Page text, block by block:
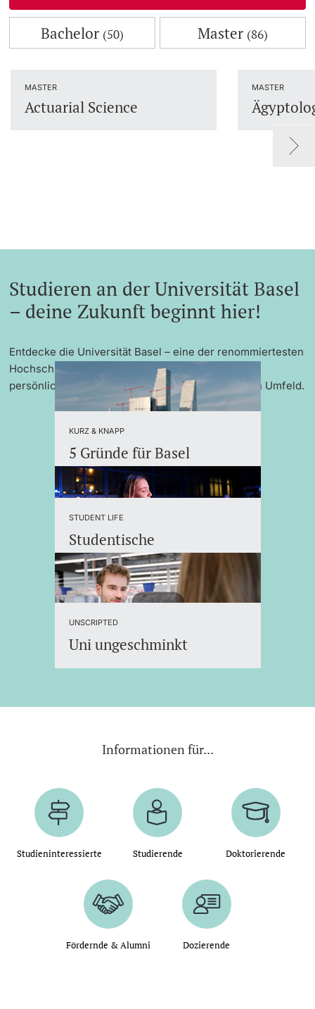
Bachelor (50) Master (86)
MASTER
Actuarial Science
MASTER
Studieren an der Universität Basel
– deine Zukunft beginnt hier!
Entdecke die Universität Basel – eine der renommiertesten
Hochschulen Europas mit exzellenter Forschung,
persönlicher Betreuung und einem internationalen Umfeld.
KURZ & KNAPP
5 Gründe für Basel
STUDENT LIFE
Studentische
Organisationen
UNSCRIPTED
Uni ungeschminkt
Informationen für...
Studieninteressierte Studierende Doktorierende
Fördernde & Alumni Dozierende